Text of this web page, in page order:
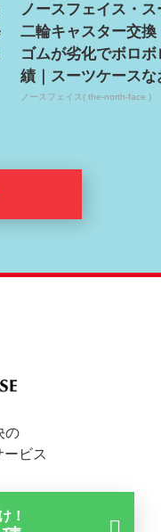
ノースフェイス・
二輪キャスター交換
ゴムが劣化でボロ
績｜スーツケースな
ノースフェイス( the-north-face )
の
ービス
！